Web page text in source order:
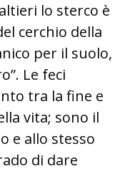
lo sterco è
cerchio della
per il suolo,
Le feci
tra la fine e
vita; sono il
e allo stesso
di dare